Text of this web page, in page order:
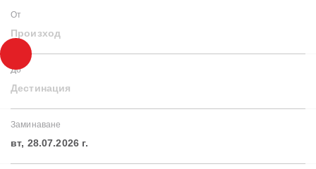
От
Произход
До
Дестинация
Заминаване
вт, 28.07.2026 г.